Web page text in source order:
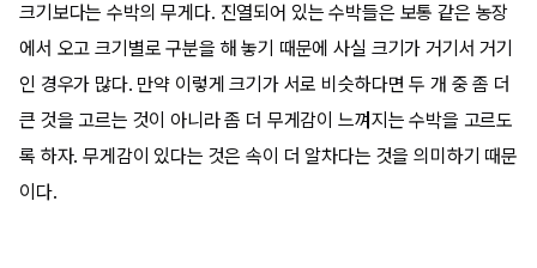
크기보다는 수박의 무게다. 진열되어 있는 수박들은 보통 같은 농장
에서 오고 크기별로 구분을 해 놓기 때문에 사실 크기가 거기서 거기
인 경우가 많다. 만약 이렇게 크기가 서로 비슷하다면 두 개 중 좀 더
큰 것을 고르는 것이 아니라 좀 더 무게감이 느껴지는 수박을 고르도
록 하자. 무게감이 있다는 것은 속이 더 알차다는 것을 의미하기 때문
이다.